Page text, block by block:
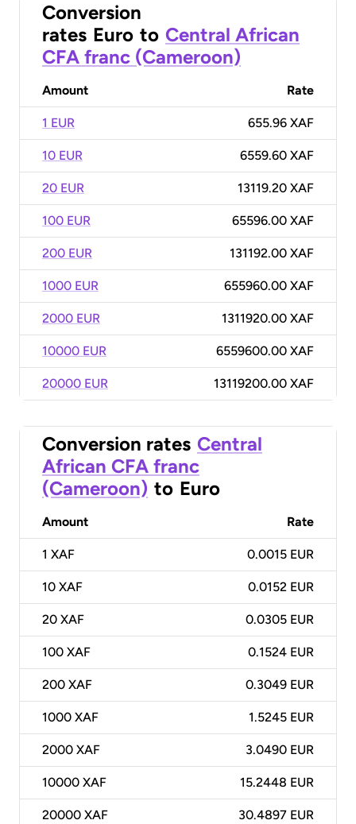
Conversion
rates Euro to Central African
CFA franc (Cameroon)
Amount Rate
1 EUR 655.96 XAF
10 EUR 6559.60 XAF
20 EUR 13119.20 XAF
100 EUR 65596.00 XAF
200 EUR 131192.00 XAF
1000 EUR 655960.00 XAF
2000 EUR 1311920.00 XAF
10000 EUR 6559600.00 XAF
20000 EUR 13119200.00 XAF
Conversion rates Central
African CFA franc
(Cameroon) to Euro
Amount Rate
1 XAF 0.0015 EUR
10 XAF 0.0152 EUR
20 XAF 0.0305 EUR
100 XAF 0.1524 EUR
200 XAF 0.3049 EUR
1000 XAF 1.5245 EUR
2000 XAF 3.0490 EUR
10000 XAF 15.2448 EUR
20000 XAF 30.4897 EUR